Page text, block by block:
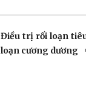
Giá
Điều trị rối loạn
loạn cương dương